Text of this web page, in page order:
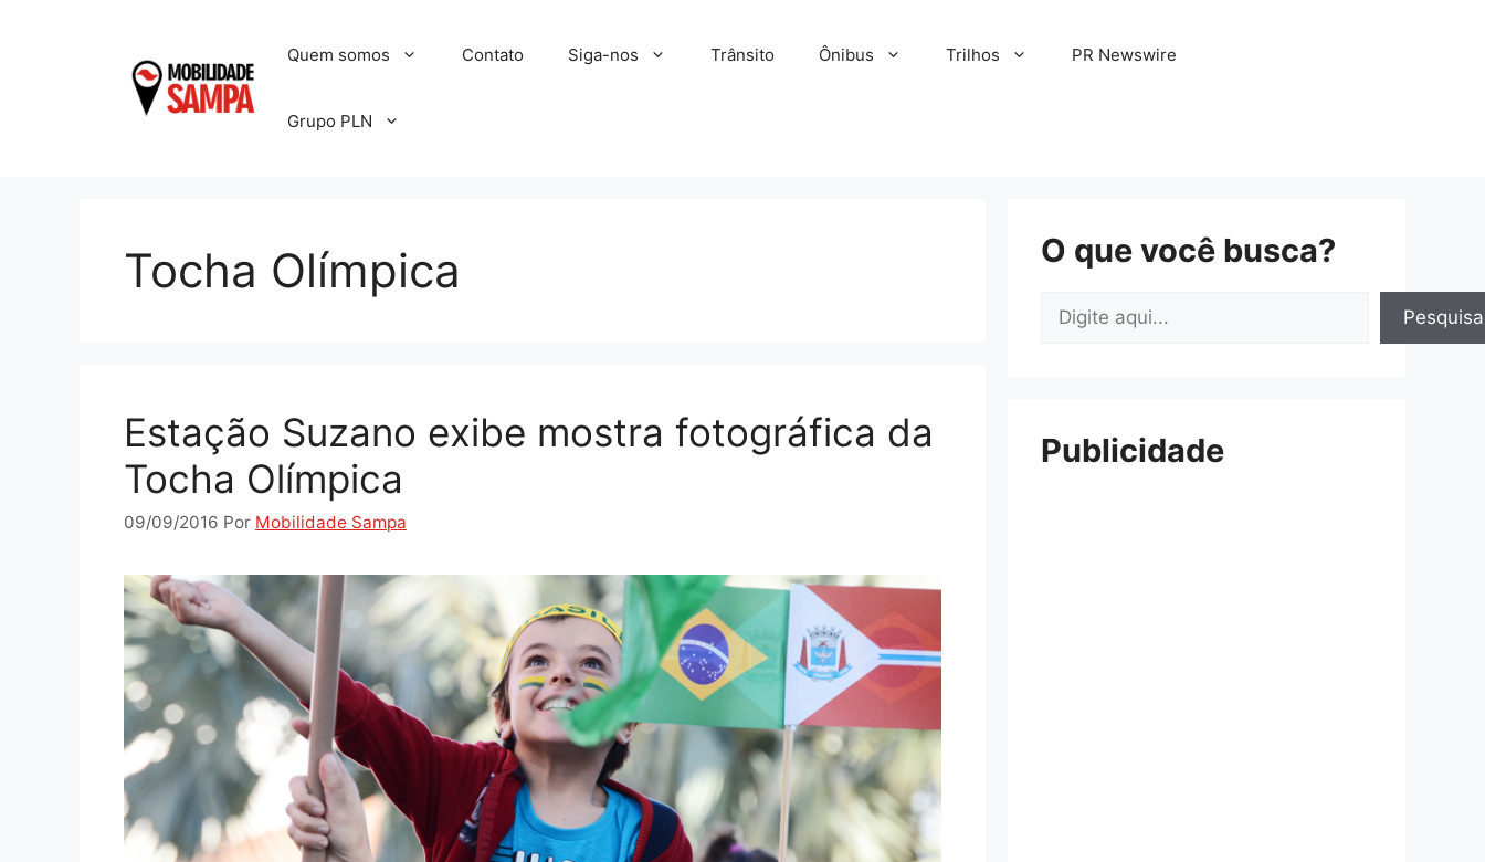
Quem somos Contato Siga-nos Trânsito Ônibus Trilhos PR Newswire
Grupo PLN
Tocha Olímpica
Estação Suzano exibe mostra fotográfica da
Tocha Olímpica
09/09/2016 Por Mobilidade Sampa
O que você busca?
Pesquisar
Publicidade